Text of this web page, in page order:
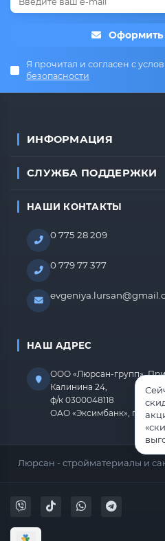
Оформить
Я прочитал и согласен с
безопасности
ИНФОРМАЦИЯ
СЛУЖБА ПОДДЕРЖКИ
НАШИ КОНТАКТЫ
0 775 28 209
0 779 77 377
НАШ АДРЕС
ООО «Люрсан-групп»,
Калинина 24,
ф/к 0300048118
ОАО «Эксимбанк»,
Люрсан - стройматериалы и